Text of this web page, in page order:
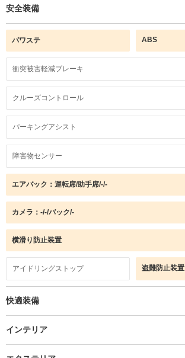
安全装備
パワステ ABS
衝突被害軽減ブレーキ
クルーズコントロール
パーキングアシスト
障害物センサー
エアバック：運転席/助手席/-/-
カメラ：-/-/バック/-
横滑り防止装置
アイドリングストップ 盗難防止装置
快適装備
インテリア